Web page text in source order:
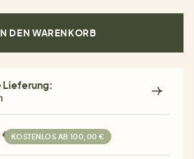
DEN WARENKORB
Lieferung:
€ KOSTENLOS AB 100,00 €